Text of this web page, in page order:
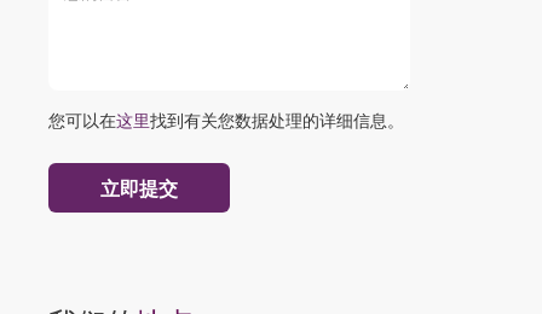
您可以在这里找到有关您数据处理的详细信息。